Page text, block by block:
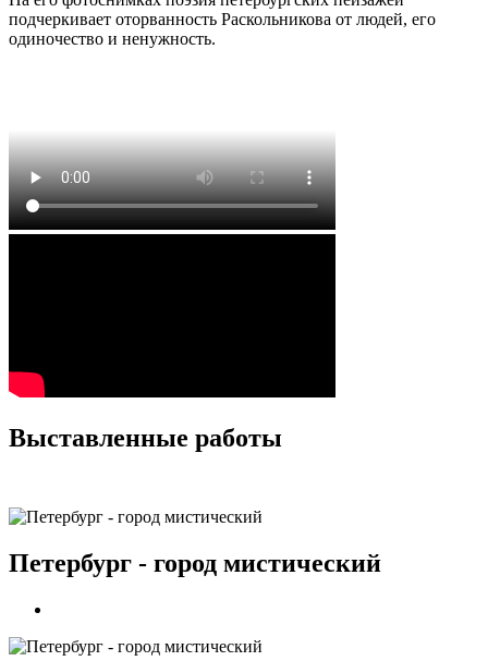
подчеркивает оторванность Раскольникова от людей, его
одиночество и ненужность.
Выставленные работы
Петербург - город мистический